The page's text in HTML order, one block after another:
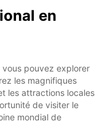
en
pouvez explorer
les magnifiques
les attractions locales
de visiter le
mondial de